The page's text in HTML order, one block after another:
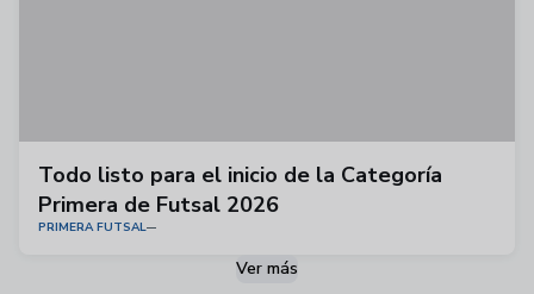
Todo listo para el inicio de la Categoría
Primera de Futsal 2026
PRIMERA FUTSAL
Ver más